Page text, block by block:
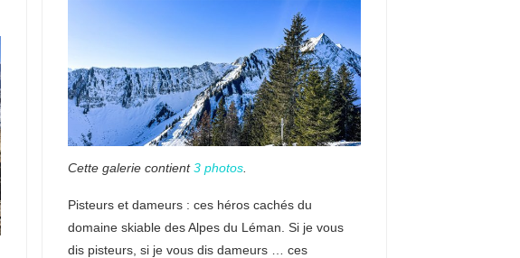
Cette galerie contient3 photos.
Pisteurs et dameurs : ces héros cachés du
domaine skiable des Alpes du Léman. Si je vous
dis pisteurs, si je vous dis dameurs … ces